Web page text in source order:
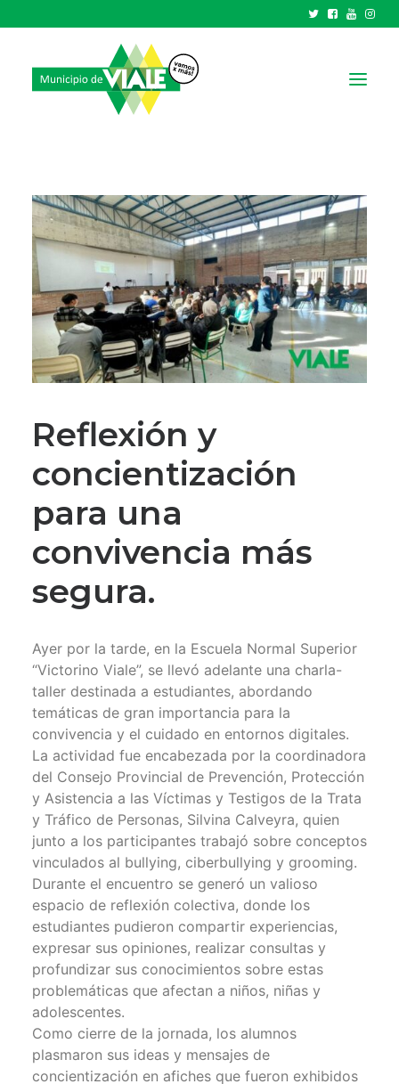
GOBIERNO
HCD
TRÁMITES Y SERVICIOS
CIUDAD
PARQUE INDUSTRIAL
RECAUDACIONES
Reflexión y
concientización
para una
convivencia más
segura.
Ayer por la tarde, en la Escuela Normal Superior
“Victorino Viale”, se llevó adelante una charla-
taller destinada a estudiantes, abordando
temáticas de gran importancia para la
convivencia y el cuidado en entornos digitales.
La actividad fue encabezada por la coordinadora
del Consejo Provincial de Prevención, Protección
y Asistencia a las Víctimas y Testigos de la Trata
y Tráfico de Personas, Silvina Calveyra, quien
junto a los participantes trabajó sobre conceptos
vinculados al bullying, ciberbullying y grooming.
Durante el encuentro se generó un valioso
espacio de reflexión colectiva, donde los
estudiantes pudieron compartir experiencias,
expresar sus opiniones, realizar consultas y
profundizar sus conocimientos sobre estas
problemáticas que afectan a niños, niñas y
adolescentes.
Como cierre de la jornada, los alumnos
plasmaron sus ideas y mensajes de
concientización en afiches que fueron exhibidos